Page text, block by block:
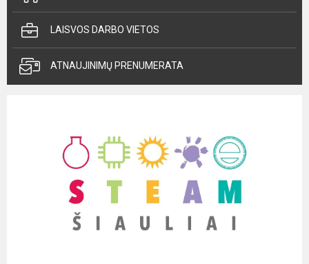
LAISVOS DARBO VIETOS
ATNAUJINIMŲ PRENUMERATA